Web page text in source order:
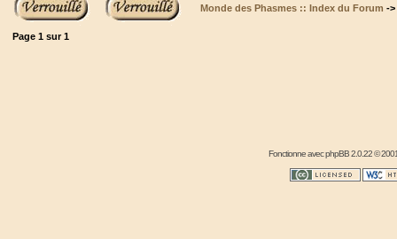
Monde des Phasmes :: Index du Forum ->
Page 1 sur1
Fonctionne avecphpBB2.0.22 ©